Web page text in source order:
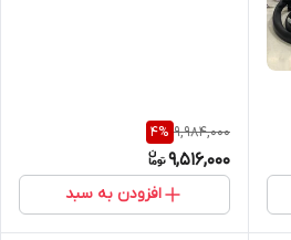
9,984,000
4%
9,516,000
افزودن به سبد